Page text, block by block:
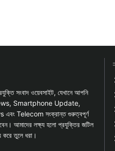
সংবাদ ওয়েবসাইট, যেখানে আপনি
Smartphone Update,
Telecom সংক্রান্ত গুরুত্বপূর্ণ
আমাদের লক্ষ্য হলো প্রযুক্তির জটিল
করে তুলে ধরা।